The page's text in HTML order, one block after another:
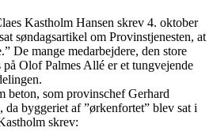
Kastholm Hansen skrev 4. oktober
søndagsartikel om Provinstjenesten, at
De mange medarbejdere, den store
Olof Palmes Allé er et tungvejende
beton, som provinschef Gerhard
da byggeriet af ”ørkenfortet” blev sat i
skrev: